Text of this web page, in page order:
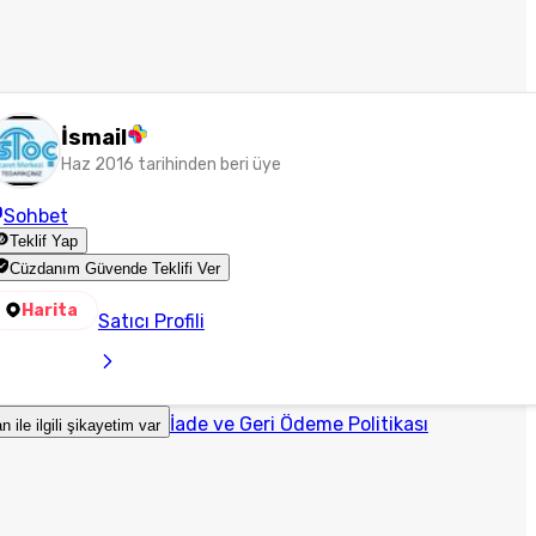
İsmail
Haz 2016 tarihinden beri üye
Sohbet
Teklif Yap
Cüzdanım Güvende Teklifi Ver
Harita Satıcı Profili
ile ilgili şikayetim var İade ve Geri Ödeme Politikası